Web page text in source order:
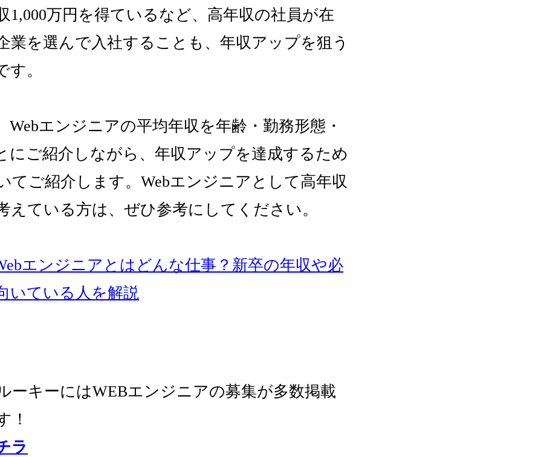
1,000万円を得ているなど、高年収の社員が在
業を選んで入社することも、年収アップを狙う
す。
Webエンジニアの平均年収を年齢・勤務形態・
にご紹介しながら、年収アップを達成するため
てご紹介します。Webエンジニアとして高年収
えている方は、ぜひ参考にしてください。
エンジニアとはどんな仕事？新卒の年収や必
いている人を解説
ーキーにはWEBエンジニアの募集が多数掲載
！
ラ